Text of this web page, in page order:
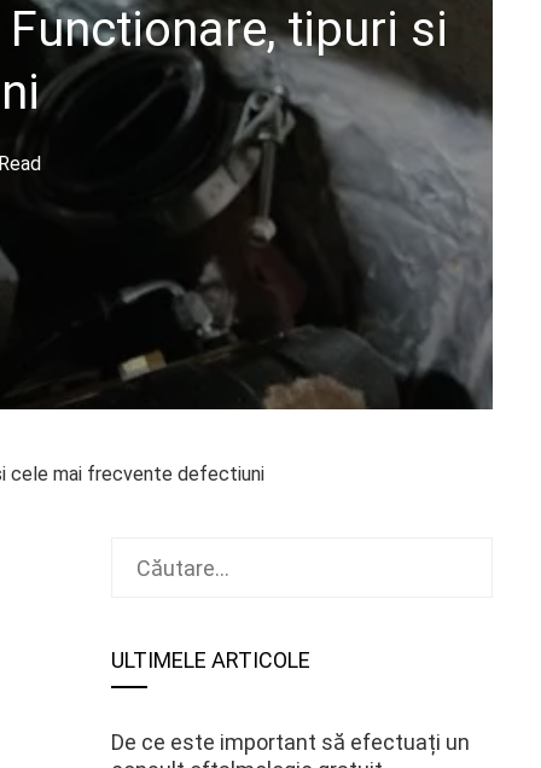
tipuri si
cele mai frecvente defectiuni
ULTIMELE ARTICOLE
De ce este important să efectuați un